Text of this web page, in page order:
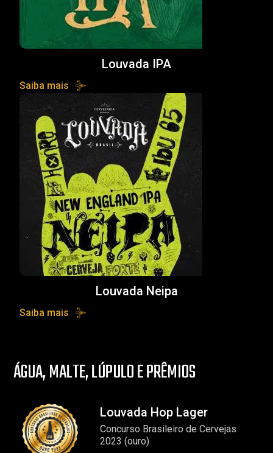
Louvada IPA
Saiba mais
Louvada Neipa
Saiba mais
ÁGUA, MALTE, LÚPULO E PRÊMIOS
Louvada Hop Lager
Concurso Brasileiro de Cervejas
2023 (ouro)